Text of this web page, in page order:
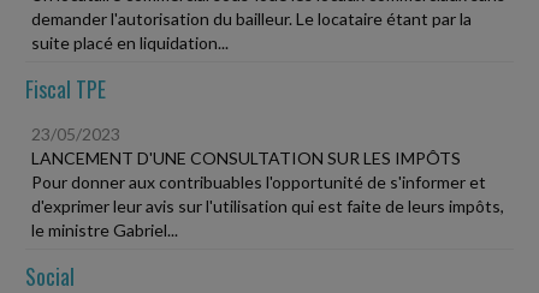
demander l'autorisation du bailleur. Le locataire étant par la
suite placé en liquidation...
Fiscal TPE
23/05/2023
LANCEMENT D'UNE CONSULTATION SUR LES IMPÔTS
Pour donner aux contribuables l'opportunité de s'informer et
d'exprimer leur avis sur l'utilisation qui est faite de leurs impôts,
le ministre Gabriel...
Social